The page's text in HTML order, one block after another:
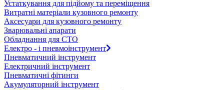
Устаткування для підйому та переміщення
Витратні матеріали кузовного ремонту
Аксесуари для кузовного ремонту
Зварювальні апарати
Обладнання для СТО
Електро - і пневмоінструмент
Пневматичний інструмент
Електричний інструмент
Пневматичні фітинги
Акумуляторний інструмент